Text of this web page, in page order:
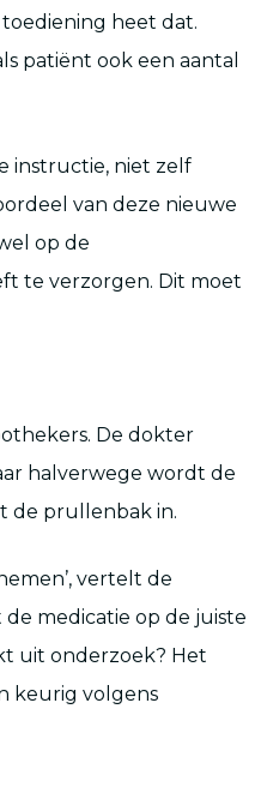
heet dat.
patiënt ook een aantal
instructie, niet zelf
van deze nieuwe
op de
te verzorgen. Dit moet
De dokter
halverwege wordt de
de prullenbak in.
vertelt de
medicatie op de juiste
uit onderzoek? Het
keurig volgens